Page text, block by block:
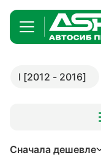
I [2012 - 2016]
Сначала дешевле